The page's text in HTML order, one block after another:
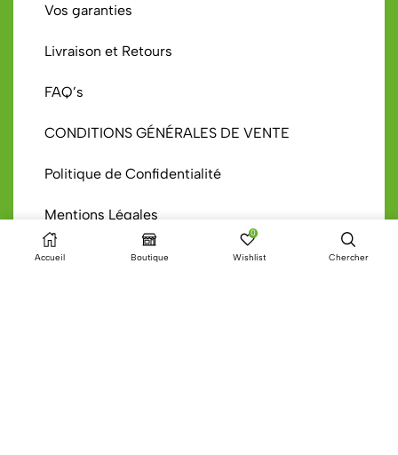
Vos garanties
Livraison et Retours
FAQ’s
CONDITIONS GÉNÉRALES DE VENTE
Politique de Confidentialité
Mentions Légales
FAQ’s Recueil Lait
Accueil Boutique
0
Wishlist Chercher